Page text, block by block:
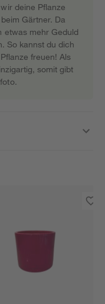
deine Pflanze
Gärtner. Da
etwas mehr Geduld
So kannst du dich
freuen! Als
somit gibt